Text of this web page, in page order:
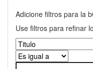
Adicione filtros para la
Use filtros para refinar